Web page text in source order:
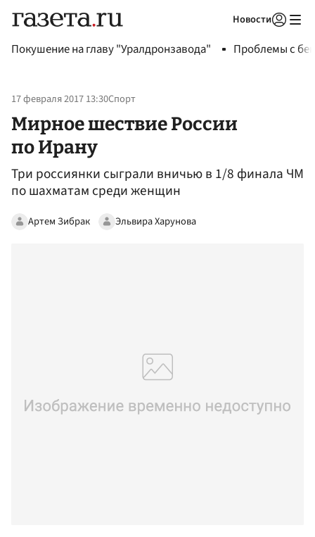
Новости
Покушение на главу "Уралдронзавода" Проблемы с
17 февраля 2017 13:30Спорт
Мирное шествие России
по Ирану
Три россиянки сыграли вничью в 1/8 финала ЧМ
по шахматам среди женщин
Артем Зибрак Эльвира Харунова